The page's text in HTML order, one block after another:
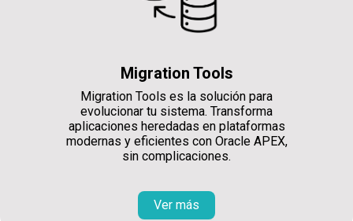
Migration Tools
Migration Tools es la solución para
evolucionar tu sistema. Transforma
aplicaciones heredadas en plataformas
modernas y eficientes con Oracle APEX,
sin complicaciones.
Ver más